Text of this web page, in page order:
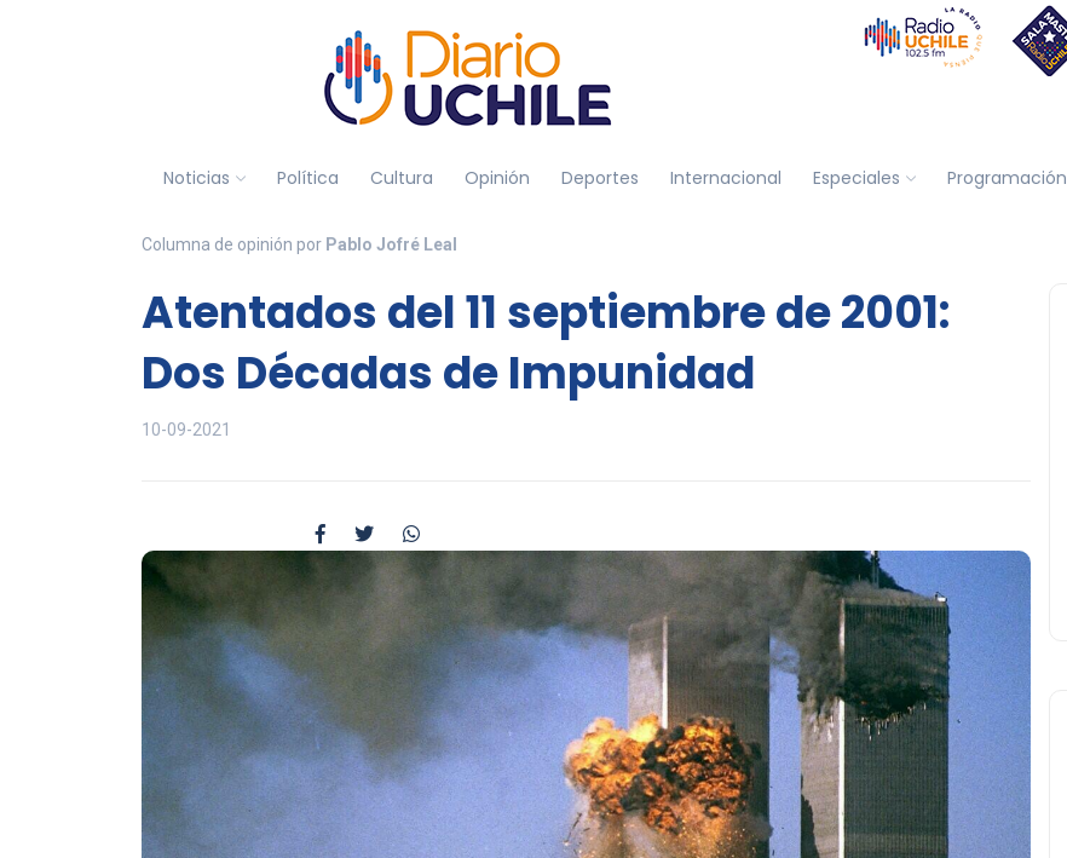
Noticias Política Cultura Opinión Deportes Internacional Especiales Programación
Columna de opinión por Pablo Jofré Leal
Atentados del 11 septiembre de 2001:
Dos Décadas de Impunidad
10-09-2021